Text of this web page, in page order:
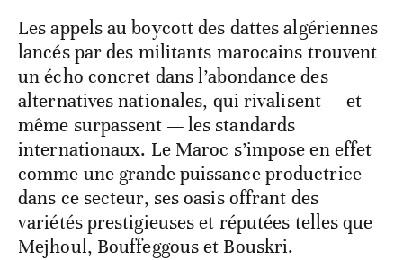
Les appels au boycott des dattes algériennes
lancés par des militants marocains trouvent
un écho concret dans l’abondance des
alternatives nationales, qui rivalisent — et
même surpassent — les standards
internationaux. Le Maroc s’impose en effet
comme une grande puissance productrice
dans ce secteur, ses oasis offrant des
variétés prestigieuses et réputées telles que
Mejhoul, Bouffeggous et Bouskri.